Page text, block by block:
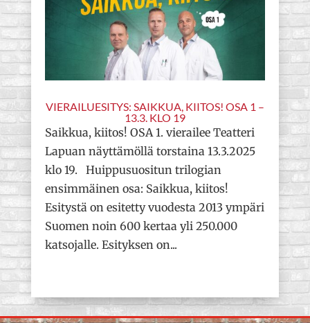
VIERAILUESITYS: SAIKKUA, KIITOS! OSA 1 –
13.3. KLO 19
Saikkua, kiitos! OSA 1. vierailee Teatteri
Lapuan näyttämöllä torstaina 13.3.2025
klo 19. Huippusuositun trilogian
ensimmäinen osa: Saikkua, kiitos!
Esitystä on esitetty vuodesta 2013 ympäri
Suomen noin 600 kertaa yli 250.000
katsojalle. Esityksen on...